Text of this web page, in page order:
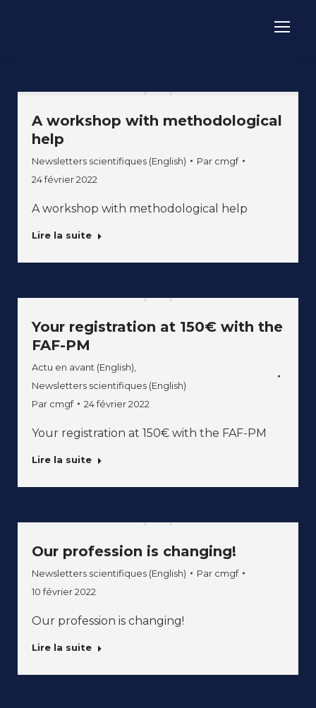
A workshop with methodological
help
Newsletters scientifiques (English) Par cmgf
24 février 2022
A workshop with methodological help
Lire la suite
Your registration at 150€ with the
FAF-PM
Actu en avant (English)
Newsletters scientifiques (English)
Par cmgf 24 février 2022
Your registration at 150€ with the FAF-PM
Lire la suite
Our profession is changing!
Newsletters scientifiques (English) Par cmgf
10 février 2022
Our profession is changing!
Lire la suite